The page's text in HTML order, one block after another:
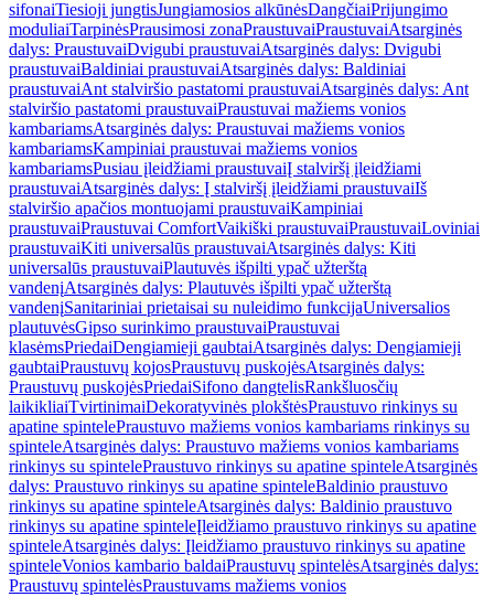
sifonaiTiesioji jungtisJungiamosios alkūnėsDangčiaiPrijungimo
moduliaiTarpinėsPrausimosi zonaPraustuvaiPraustuvaiAtsarginės
dalys: PraustuvaiDvigubi praustuvaiAtsarginės dalys: Dvigubi
praustuvaiBaldiniai praustuvaiAtsarginės dalys: Baldiniai
praustuvaiAnt stalviršio pastatomi praustuvaiAtsarginės dalys: Ant
stalviršio pastatomi praustuvaiPraustuvai mažiems vonios
kambariamsAtsarginės dalys: Praustuvai mažiems vonios
kambariamsKampiniai praustuvai mažiems vonios
kambariamsPusiau įleidžiami praustuvaiĮ stalviršį įleidžiami
praustuvaiAtsarginės dalys: Į stalviršį įleidžiami praustuvaiIš
stalviršio apačios montuojami praustuvaiKampiniai
praustuvaiPraustuvai ComfortVaikiški praustuvaiPraustuvaiLoviniai
praustuvaiKiti universalūs praustuvaiAtsarginės dalys: Kiti
universalūs praustuvaiPlautuvės išpilti ypač užterštą
vandenįAtsarginės dalys: Plautuvės išpilti ypač užterštą
vandenįSanitariniai prietaisai su nuleidimo funkcijaUniversalios
plautuvėsGipso surinkimo praustuvaiPraustuvai
klasėmsPriedaiDengiamieji gaubtaiAtsarginės dalys: Dengiamieji
gaubtaiPraustuvų kojosPraustuvų puskojėsAtsarginės dalys:
Praustuvų puskojėsPriedaiSifono dangtelisRankšluosčių
laikikliaiTvirtinimaiDekoratyvinės plokštėsPraustuvo rinkinys su
apatine spintelePraustuvo mažiems vonios kambariams rinkinys su
spinteleAtsarginės dalys: Praustuvo mažiems vonios kambariams
rinkinys su spintelePraustuvo rinkinys su apatine spinteleAtsarginės
dalys: Praustuvo rinkinys su apatine spinteleBaldinio praustuvo
rinkinys su apatine spinteleAtsarginės dalys: Baldinio praustuvo
rinkinys su apatine spinteleĮleidžiamo praustuvo rinkinys su apatine
spinteleAtsarginės dalys: Įleidžiamo praustuvo rinkinys su apatine
spinteleVonios kambario baldaiPraustuvų spintelėsAtsarginės dalys:
Praustuvų spintelėsPraustuvams mažiems vonios